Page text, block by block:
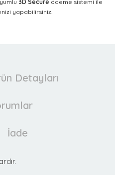
3D Secure ödeme sistemi ile
yapabilirsiniz.
Detayları
İade